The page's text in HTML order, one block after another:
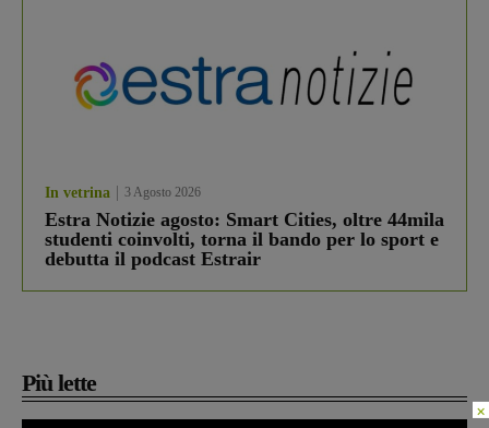
In vetrina 3 Agosto 2026
Estra Notizie agosto: Smart Cities, oltre 44mila
studenti coinvolti, torna il bando per lo sport e
debutta il podcast Estrair
Più lette
×